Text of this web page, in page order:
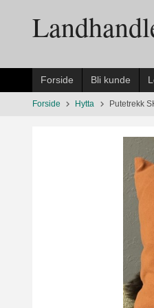
innholdet
Forside Bli kunde
Forside Hytta Putetrekk